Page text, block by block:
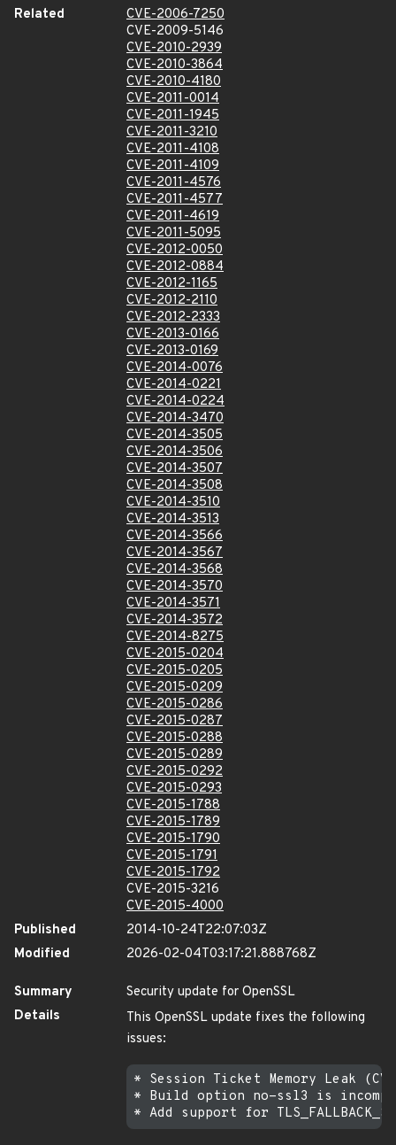
Related
CVE-2006-7250
CVE-2009-5146
CVE-2010-2939
CVE-2010-3864
CVE-2010-4180
CVE-2011-0014
CVE-2011-1945
CVE-2011-3210
CVE-2011-4108
CVE-2011-4109
CVE-2011-4576
CVE-2011-4577
CVE-2011-4619
CVE-2011-5095
CVE-2012-0050
CVE-2012-0884
CVE-2012-1165
CVE-2012-2110
CVE-2012-2333
CVE-2013-0166
CVE-2013-0169
CVE-2014-0076
CVE-2014-0221
CVE-2014-0224
CVE-2014-3470
CVE-2014-3505
CVE-2014-3506
CVE-2014-3507
CVE-2014-3508
CVE-2014-3510
CVE-2014-3513
CVE-2014-3566
CVE-2014-3567
CVE-2014-3568
CVE-2014-3570
CVE-2014-3571
CVE-2014-3572
CVE-2014-8275
CVE-2015-0204
CVE-2015-0205
CVE-2015-0209
CVE-2015-0286
CVE-2015-0287
CVE-2015-0288
CVE-2015-0289
CVE-2015-0292
CVE-2015-0293
CVE-2015-1788
CVE-2015-1789
CVE-2015-1790
CVE-2015-1791
CVE-2015-1792
CVE-2015-3216
CVE-2015-4000
Published
2014-10-24T22:07:03Z
Modified
2026-02-04T03:17:21.888768Z
Summary
Security update for OpenSSL
Details
This OpenSSL update fixes the following
issues:
* Session Ticket Memory Leak
* Build option no-ssl3 is